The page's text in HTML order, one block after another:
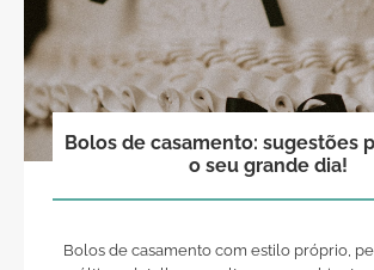
Bolos de casamento: sugestões
o seu grande dia!
Bolos de casamento com estilo próprio,